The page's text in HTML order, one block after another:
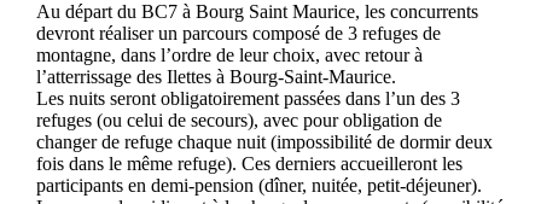
Au départ du BC7 à Bourg Saint Maurice, les concurrents
devront réaliser un parcours composé de 3 refuges de
montagne, dans l’ordre de leur choix, avec retour à
l’atterrissage des Ilettes à Bourg-Saint-Maurice.
Les nuits seront obligatoirement passées dans l’un des 3
refuges (ou celui de secours), avec pour obligation de
changer de refuge chaque nuit (impossibilité de dormir deux
fois dans le même refuge). Ces derniers accueilleront les
participants en demi-pension (dîner, nuitée, petit-déjeuner).